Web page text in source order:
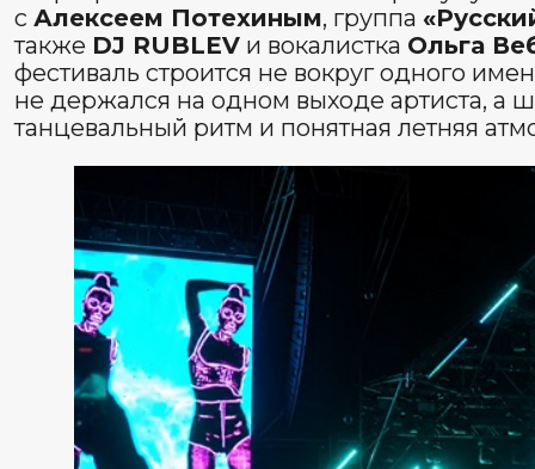
Почему такое событие
на Алтае
Фестиваль в городе и фестиваль в горах
городской афише концерт часто остаётся просто
частью самой поездки. Altai Palace работает не
и как полноценная курортная среда: на территории
бары, бани, бассейны, детский клуб, центр
направление. Поэтому Altai Fest читается не как
центральный вечер внутри большого летнего отдыха.